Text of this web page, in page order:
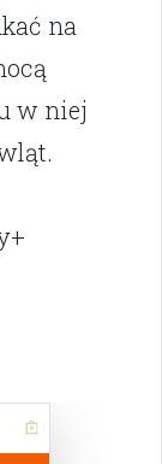
na
w niej